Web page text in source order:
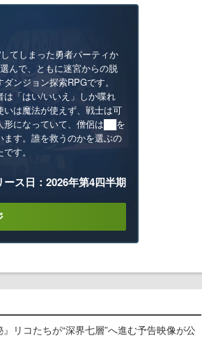
してしまった勇者パーティか
んで、ともに迷宮からの脱
ンジョン探索RPGです。
は「はい/いいえ」しか喋れ
いは魔法が使えず、戦士は可
形になっていて、僧侶は██を
ます。誰を救うのかを選ぶの
す。
ース日：2026年第4四半期
リコたちが“深界七層”へ進む予告映像が公